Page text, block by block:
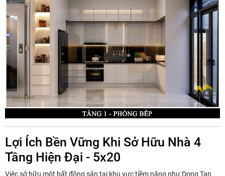
Lợi Ích Bền Vững Khi Sở Hữu Nhà 4
Tầng Hiện Đại - 5x20
Việc sở hữu một bất động sản tại khu vực tiềm năng như Dong Tan